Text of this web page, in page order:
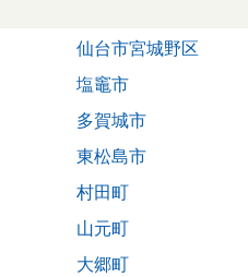
仙台市宮城野区
塩竈市
多賀城市
東松島市
村田町
山元町
大郷町